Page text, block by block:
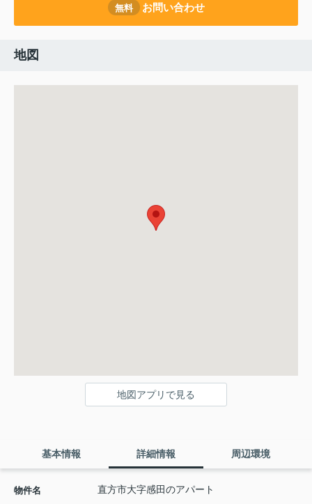
無料 お問い合わせ
地図
地図アプリで見る
基本情報 詳細情報 周辺環境
物件名 直方市大字感田のアパート